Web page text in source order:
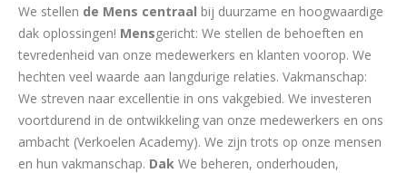
We stellen de Mens centraal bij duurzame en hoogwaardige
dak oplossingen! Mensgericht: We stellen de behoeften en
tevredenheid van onze medewerkers en klanten voorop. We
hechten veel waarde aan langdurige relaties. Vakmanschap:
We streven naar excellentie in ons vakgebied. We investeren
voortdurend in de ontwikkeling van onze medewerkers en ons
ambacht (Verkoelen Academy). We zijn trots op onze mensen
en hun vakmanschap. Dak We beheren, onderhouden,